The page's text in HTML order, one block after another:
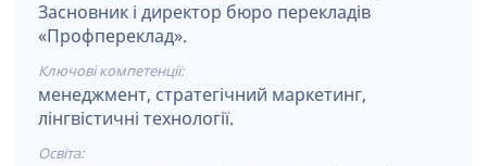
Засновник і директор бюро перекладів
«Профпереклад».
Ключові компетенції:
менеджмент, стратегічний маркетинг,
лінгвістичні технології.
Освіта: